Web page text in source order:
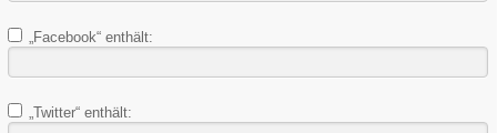
„Facebook“ enthält:
„Twitter“ enthält: